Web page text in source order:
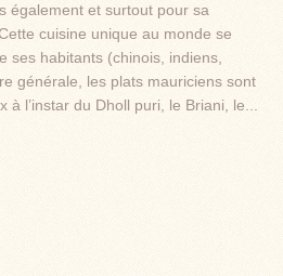
également et surtout pour sa
cuisine unique au monde se
ses habitants (chinois, indiens,
générale, les plats mauriciens sont
l’instar du Dholl puri, le Briani, le...